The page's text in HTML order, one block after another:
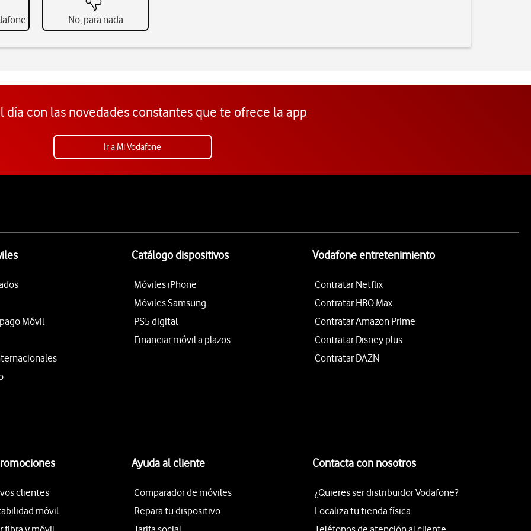
No, para nada
día con las novedades constantes que te ofrece la app
Ir a Mi Vodafone
Móvil
Catálogo dispositivos
Móviles iPhone
Móviles Samsung
PS5 digital
Financiar móvil a plazos
Vodafone entretenimiento
Contratar Netflix
Contratar HBO Max
Contratar Amazon Prime
Contratar Disney plus
Contratar DAZN
clientes
móvil
Ayuda al cliente
Comparador de móviles
Repara tu dispositivo
Contacta con nosotros
¿Quieres ser distribuidor Vodafone?
Localiza tu tienda física